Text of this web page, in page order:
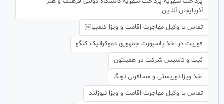
آذربایجان آنلاین
تماس با وکیل مهاجرت اقامت و ویزا کلمبیا￼
فوریت در اخذ پاسپورت جمهوری دموکراتیک کنگو
ثبت و تاسیس شرکت در همیلتون
اخذ ویزا توریستی و مسافرتی تونگا
تماس با وکیل مهاجرت اقامت و ویزا نیوزلند